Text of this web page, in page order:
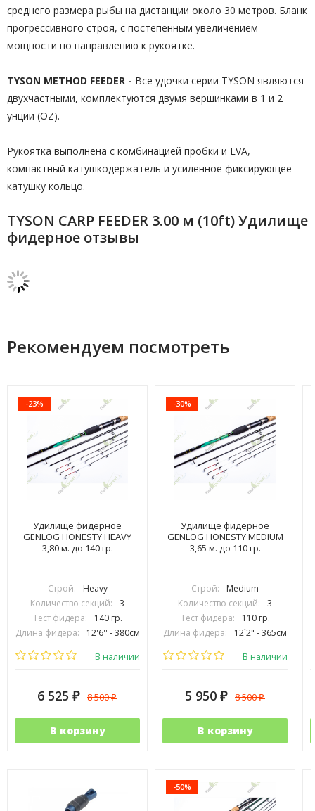
среднего размера рыбы на дистанции около 30 метров. Бланк
прогрессивного строя, с постепенным увеличением
мощности по направлению к рукоятке.
TYSON METHOD FEEDER - Все удочки серии TYSON являются
двухчастными, комплектуются двумя вершинками в 1 и 2
унции (OZ).
Рукоятка выполнена с комбинацией пробки и EVA,
компактный катушкодержатель и усиленное фиксирующее
катушку кольцо.
TYSON CARP FEEDER 3.00 м (10ft) Удилище
фидерное отзывы
Рекомендуем посмотреть
-23%
Удилище фидерное
GENLOG HONESTY HEAVY
3,80 м. до 140 гр.
Строй:
Heavy
Количество секций:
3
Тест фидера:
140 гр.
Длина фидера:
12'6'' - 380см
Вес удилища (гр):
В наличии
6 525 ₽ 8 500₽
В корзину
-30%
Удилище фидерное
GENLOG HONESTY MEDIUM
3,65 м. до 110 гр.
Строй:
Medium
Количество секций:
3
Тест фидера:
110 гр.
Длина фидера:
12`2" - 365cм
Вес удилища (гр):
В наличии
5 950 ₽ 8 500₽
В корзину
-50%